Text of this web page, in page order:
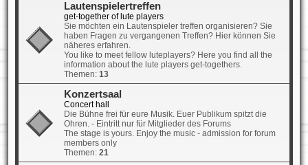
Lautenspielertreffen
get-together of lute players
Sie möchten ein Lautenspieler treffen organisieren? Sie
haben Fragen zu vergangenen Treffen? Hier können Sie
näheres erfahren.
You like to meet fellow luteplayers? Here you find all the
information about the lute players get-togethers.
Themen: 13
Konzertsaal
Concert hall
Die Bühne frei für eure Musik. Euer Publikum spitzt die
Ohren. - Eintritt nur für Mitglieder des Forums
The stage is yours. Enjoy the music - admission for forum
members only
Themen: 21